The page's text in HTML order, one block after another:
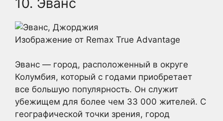
Изображение от Remax True Advantage
Эванс — город, расположенный в округе
Колумбия, который с годами приобретает
все большую популярность. Он служит
убежищем для более чем 33 000 жителей. С
географической точки зрения, город